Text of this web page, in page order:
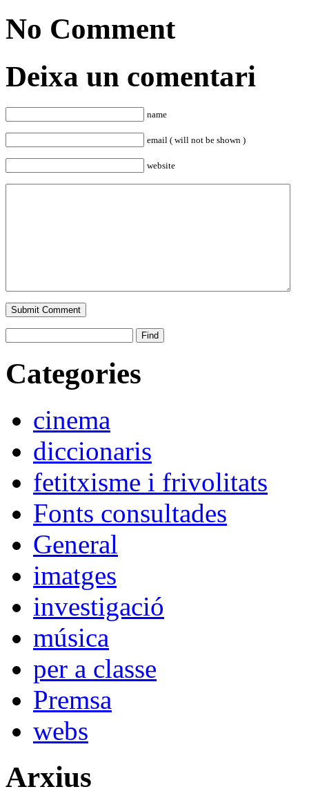
No Comment
Deixa un comentari
name
email ( will not be shown )
website
Categories
cinema
diccionaris
fetitxisme i frivolitats
Fonts consultades
General
imatges
investigació
música
per a classe
Premsa
webs
Arxius